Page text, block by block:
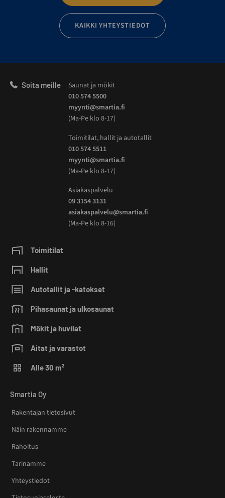
KAIKKI YHTEYSTIEDOT
Soita meille
Saunat ja mökit
010 574 5500
myynti@smartia.fi
(Ma-Pe klo 8-17)
Toimitilat, hallit ja autotallit
010 574 5511
myynti@smartia.fi
(Ma-Pe klo 8-17)
Asiakaspalvelu
09 3154 3131
asiakaspalvelu@smartia.fi
(Ma-Pe klo 8-16)
Toimitilat
Hallit
Autotallit ja -katokset
Pihasaunat ja ulkosaunat
Mökit ja huvilat
Aitat ja varastot
Alle 30 m²
Smartia Oy
Rakentajan tietosivut
Näin rakennamme
Rahoitus
Tarinamme
Yhteystiedot